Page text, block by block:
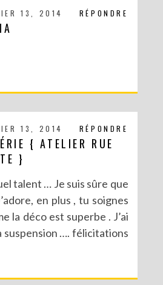
JOURNAL (AVEC SCAN N CUT)
RÉPONDRE
13, 2014
RÉPONDRE
13, 2014
{ ATELIER RUE
}
talent … Je suis sûre que
en plus , tu soignes
la déco est superbe . J’ai
suspension …. félicitations